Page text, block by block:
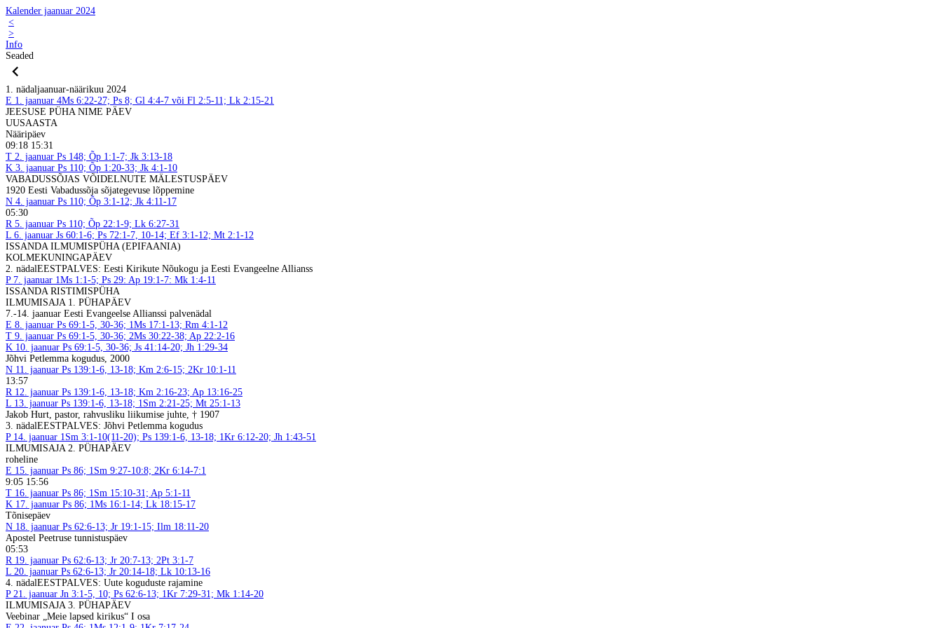
Kalender jaanuar 2024
<
>
Info
Seaded
1. nädaljaanuar-näärikuu 2024
E 1. jaanuar 4Ms 6:22-27; Ps 8; Gl 4:4-7 või Fl 2:5-11; Lk 2:15-21
JEESUSE PÜHA NIME PÄEV
UUSAASTA
Nääripäev
09:18 15:31
T 2. jaanuar Ps 148; Õp 1:1-7; Jk 3:13-18
K 3. jaanuar Ps 110; Õp 1:20-33; Jk 4:1-10
VABADUSSÕJAS VÕIDELNUTE MÄLESTUSPÄEV
1920 Eesti Vabadussõja sõjategevuse lõppemine
N 4. jaanuar Ps 110; Õp 3:1-12; Jk 4:11-17
05:30
R5. jaanuar Ps 110; Õp 22:1-9; Lk 6:27-31
L 6. jaanuar Js 60:1-6; Ps 72:1-7, 10-14; Ef 3:1-12; Mt 2:1-12
ISSANDA ILMUMISPÜHA (EPIFAANIA)
KOLMEKUNINGAPÄEV
2. nädalEESTPALVES: Eesti Kirikute Nõukogu ja Eesti Evangeelne Allianss
P7. jaanuar 1Ms 1:1-5; Ps 29: Ap 19:1-7: Mk 1:4-11
ISSANDA RISTIMISPÜHA
ILMUMISAJA 1. PÜHAPÄEV
7.-14. jaanuar Eesti Evangeelse Allianssi palvenädal
E 8. jaanuar Ps 69:1-5, 30-36; 1Ms 17:1-13; Rm 4:1-12
T 9. jaanuar Ps 69:1-5, 30-36; 2Ms 30:22-38; Ap 22:2-16
K 10. jaanuar Ps 69:1-5, 30-36; Js 41:14-20; Jh 1:29-34
Jõhvi Petlemma kogudus, 2000
N 11. jaanuar Ps 139:1-6, 13-18; Km 2:6-15; 2Kr 10:1-11
13:57
R12. jaanuar Ps 139:1-6, 13-18; Km 2:16-23; Ap 13:16-25
L 13. jaanuar Ps 139:1-6, 13-18; 1Sm 2:21-25; Mt 25:1-13
Jakob Hurt, pastor, rahvusliku liikumise juhte, † 1907
3. nädalEESTPALVES: Jõhvi Petlemma kogudus
P14. jaanuar 1Sm 3:1-10(11-20); Ps 139:1-6, 13-18; 1Kr 6:12-20; Jh 1:43-51
ILMUMISAJA 2. PÜHAPÄEV
roheline
E 15. jaanuar Ps 86; 1Sm 9:27-10:8; 2Kr 6:14-7:1
9:05 15:56
T 16. jaanuar Ps 86; 1Sm 15:10-31; Ap 5:1-11
K 17. jaanuar Ps 86; 1Ms 16:1-14; Lk 18:15-17
Tõnisepäev
N 18. jaanuar Ps 62:6-13; Jr 19:1-15; Ilm 18:11-20
Apostel Peetruse tunnistuspäev
05:53
R19. jaanuar Ps 62:6-13; Jr 20:7-13; 2Pt 3:1-7
L 20. jaanuar Ps 62:6-13; Jr 20:14-18; Lk 10:13-16
4. nädalEESTPALVES: Uute koguduste rajamine
P21. jaanuar Jn 3:1-5, 10; Ps 62:6-13; 1Kr 7:29-31; Mk 1:14-20
ILMUMISAJA 3. PÜHAPÄEV
Veebinar „Meie lapsed kirikus“ I osa